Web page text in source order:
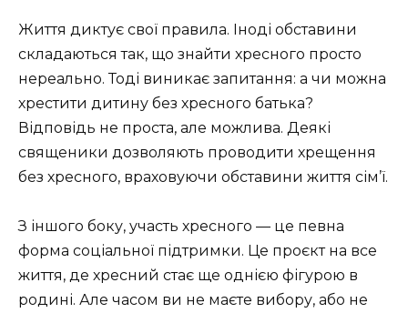
Життя диктує свої правила. Іноді обставини
складаються так, що знайти хресного просто
нереально. Тоді виникає запитання: а чи можна
хрестити дитину без хресного батька?
Відповідь не проста, але можлива. Деякі
священики дозволяють проводити хрещення
без хресного, враховуючи обставини життя сім’ї.
З іншого боку, участь хресного — це певна
форма соціальної підтримки. Це проєкт на все
життя, де хресний стає ще однією фігурою в
родині. Але часом ви не маєте вибору, або не